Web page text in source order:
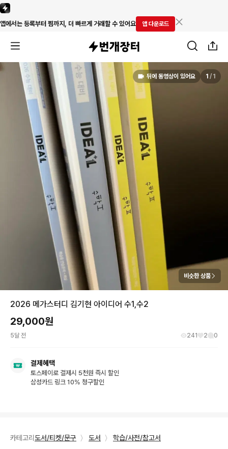
앱에서는 등록부터 찜까지, 더 빠르게 거래할 수 있어요 앱 다운로드
뒤에 동영상이 있어요 1 / 1
비슷한 상품
2026 메가스터디 김기현 아이디어 수1,수2
29,000원
5달 전 241 2 0
결제혜택
토스페이로 결제시 5천원 즉시 할인
삼성카드 링크 10% 청구할인
카테고리 도서/티켓/문구 〉 도서 〉
학습/사전/참고서